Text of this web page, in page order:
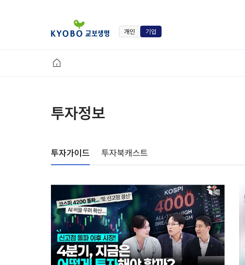
개인 기업
투자정보
투자가이드 투자북캐스트